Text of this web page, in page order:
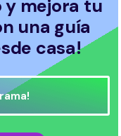
mejora tu
una guía
casa!